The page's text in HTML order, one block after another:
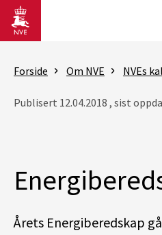
Gå til hovedinnhold
Forside Om NVE NVEs
Publisert 12.04.2018 , sist
Årets Energiberedskap